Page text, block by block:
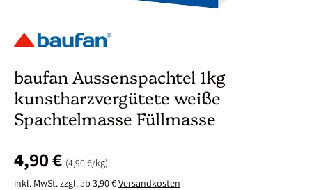
baufan Aussenspachtel 1kg
kunstharzvergütete weiße
Spachtelmasse Füllmasse
4,90 € Grundpreis
4,90 €/kg
inkl. MwSt. zzgl. ab 3,90 €Versandkosten